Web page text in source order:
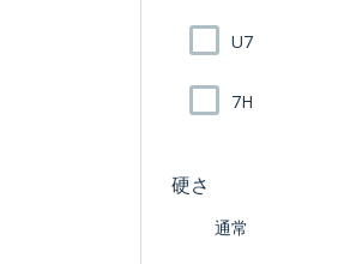
U7
7H
硬さ
通常